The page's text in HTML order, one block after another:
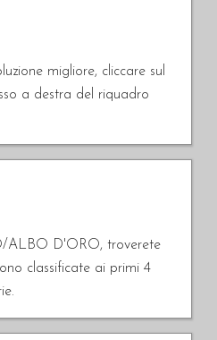
migliore, cliccare sul
a destra del riquadro
ALBO D'ORO, troverete
classificate ai primi 4